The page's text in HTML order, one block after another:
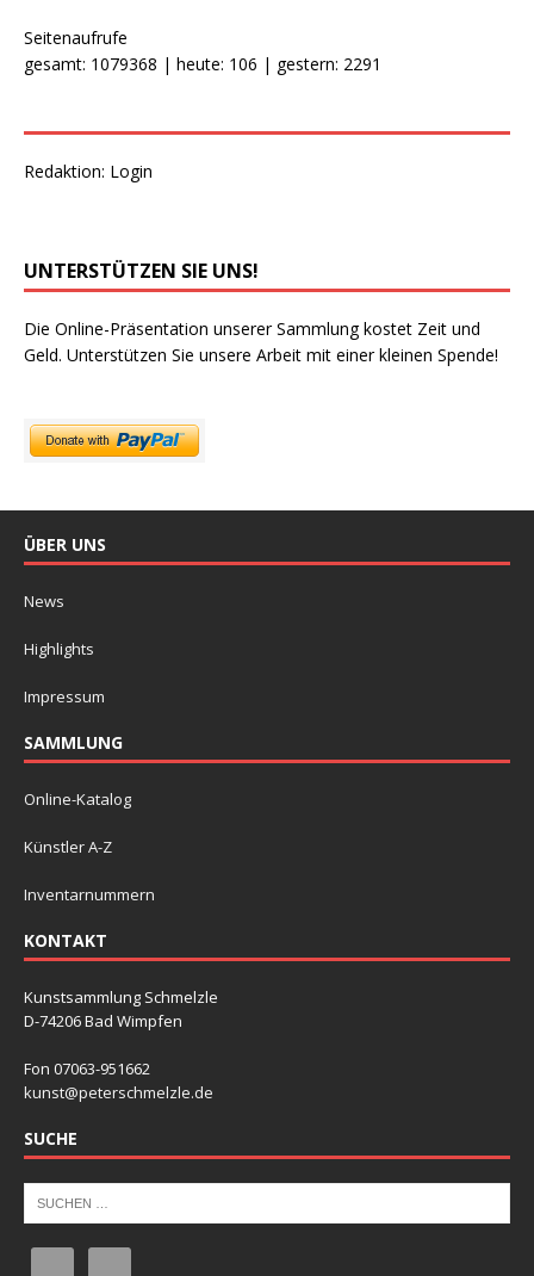
Seitenaufrufe
gesamt: 1079368 | heute: 106 | gestern: 2291
Redaktion: Login
UNTERSTÜTZEN SIE UNS!
Die Online-Präsentation unserer Sammlung kostet Zeit und
Geld. Unterstützen Sie unsere Arbeit mit einer kleinen Spende!
ÜBER UNS
News
Highlights
Impressum
SAMMLUNG
Online-Katalog
Künstler A-Z
Inventarnummern
KONTAKT
Kunstsammlung Schmelzle
D-74206 Bad Wimpfen
Fon 07063-951662
kunst@peterschmelzle.de
SUCHE